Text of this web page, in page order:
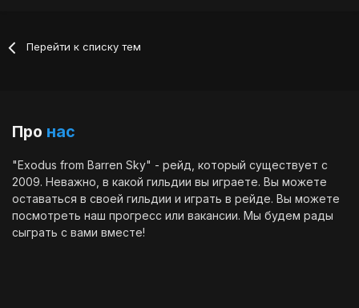
Перейти к списку тем
Про нас
"Exodus from Barren Sky" - рейд, который существует с
2009. Неважно, в какой гильдии вы играете. Вы можете
оставаться в своей гильдии и играть в рейде. Вы можете
посмотреть наш прогресс или вакансии. Мы будем рады
сыграть с вами вместе!